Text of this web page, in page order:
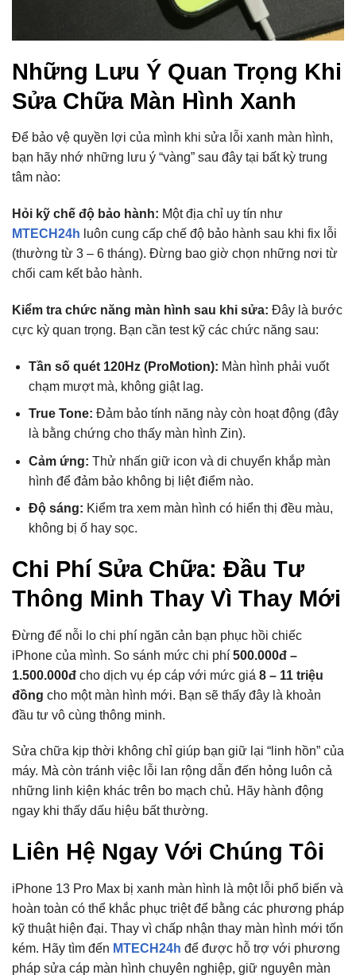
Những Lưu Ý Quan Trọng Khi
Sửa Chữa Màn Hình Xanh
Để bảo vệ quyền lợi của mình khi sửa lỗi xanh màn hình,
bạn hãy nhớ những lưu ý “vàng” sau đây tại bất kỳ trung
tâm nào:
Hỏi kỹ chế độ bảo hành: Một địa chỉ uy tín như
MTECH24h luôn cung cấp chế độ bảo hành sau khi fix lỗi
(thường từ 3 – 6 tháng). Đừng bao giờ chọn những nơi từ
chối cam kết bảo hành.
Kiểm tra chức năng màn hình sau khi sửa: Đây là bước
cực kỳ quan trọng. Bạn cần test kỹ các chức năng sau:
Tần số quét 120Hz (ProMotion): Màn hình phải vuốt
chạm mượt mà, không giật lag.
True Tone: Đảm bảo tính năng này còn hoạt động (đây
là bằng chứng cho thấy màn hình Zin).
Cảm ứng: Thử nhấn giữ icon và di chuyển khắp màn
hình để đảm bảo không bị liệt điểm nào.
Độ sáng: Kiểm tra xem màn hình có hiển thị đều màu,
không bị ố hay sọc.
Chi Phí Sửa Chữa: Đầu Tư
Thông Minh Thay Vì Thay Mới
Đừng để nỗi lo chi phí ngăn cản bạn phục hồi chiếc
iPhone của mình. So sánh mức chi phí 500.000đ –
1.500.000đ cho dịch vụ ép cáp với mức giá 8 – 11 triệu
đồng cho một màn hình mới. Bạn sẽ thấy đây là khoản
đầu tư vô cùng thông minh.
Sửa chữa kịp thời không chỉ giúp bạn giữ lại “linh hồn” của
máy. Mà còn tránh việc lỗi lan rộng dẫn đến hỏng luôn cả
những linh kiện khác trên bo mạch chủ. Hãy hành động
ngay khi thấy dấu hiệu bất thường.
Liên Hệ Ngay Với Chúng Tôi
iPhone 13 Pro Max bị xanh màn hình là một lỗi phổ biến và
hoàn toàn có thể khắc phục triệt để bằng các phương pháp
kỹ thuật hiện đại. Thay vì chấp nhận thay màn hình mới tốn
kém. Hãy tìm đến MTECH24h để được hỗ trợ với phương
pháp sửa cáp màn hình chuyên nghiệp, giữ nguyên màn